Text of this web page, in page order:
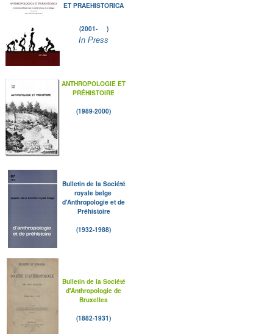
ET PRAEHISTORICA
(2001- )
In Press
ANTHROPOLOGIE ET
PRÉHISTOIRE
(1989-2000)
Bulletin de la Société
royale belge
d'Anthropologie et de
Préhistoire
(1932-1988)
Bulletin de la Société
d'Anthropologie de
Bruxelles
(1882-1931)